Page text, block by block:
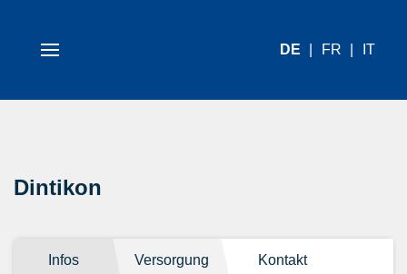
DE FR IT
Dintikon
Infos Versorgung Kontakt